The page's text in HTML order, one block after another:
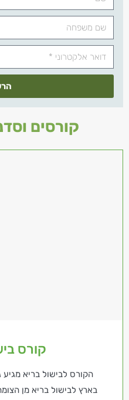
קורסים
קורס
הקורס לבישול בריא
בארץ לבישול בריא מן